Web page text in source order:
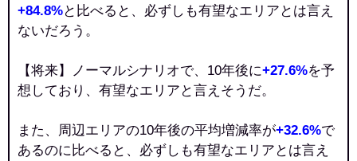
+84.8%と比べると、必ずしも有望なエリアとは言え
ないだろう。
【将来】ノーマルシナリオで、10年後に+27.6%を予
想しており、有望なエリアと言えそうだ。
また、周辺エリアの10年後の平均増減率が+32.6%で
あるのに比べると、必ずしも有望なエリアとは言え